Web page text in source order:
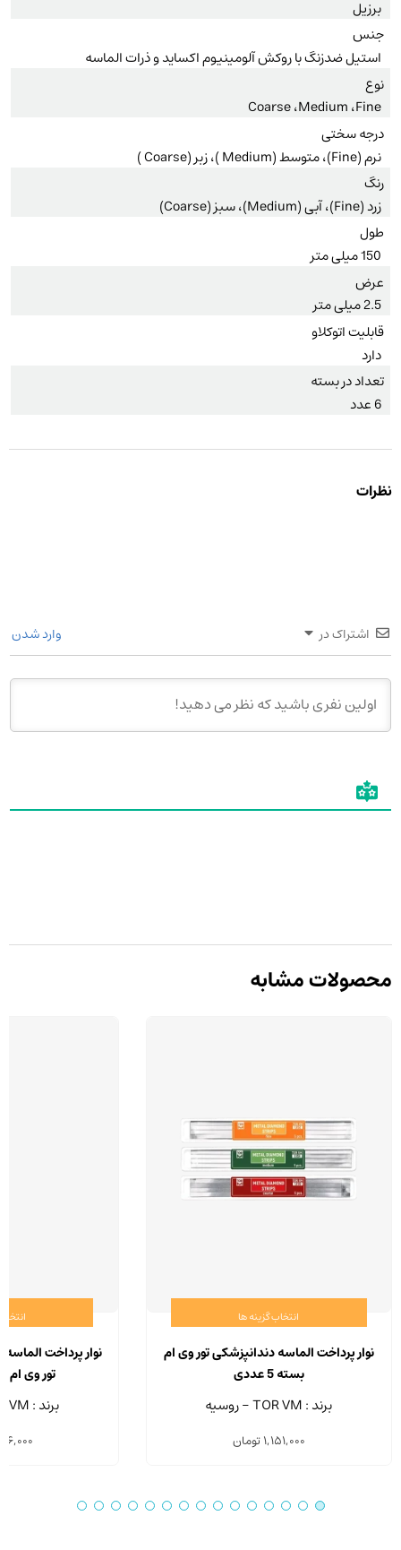
برزیل
جنس
استیل ضدزنگ با روکش آلومینیوم اکساید و ذرات الماسه
نوع
Coarse ،Medium ،Fine
درجه سختی
نرم (Fine)، متوسط (Medium )، زبر (Coarse )
رنگ
زرد (Fine)، آبی (Medium)، سبز (Coarse)
طول
150 میلی متر
عرض
2.5 میلی متر
قابلیت اتوکلاو
دارد
تعداد در بسته
6 عدد
نظرات
اشتراک در وارد شدن
محصولات مشابه
انتخاب گزینه ها
این
محصول
ها
نوار پرداخت الماسه دندانپزشکی تور وی ام
بسته 5 عددی
برند : TOR VM - روسیه
1,151,000تومان
نوار پرداخت
تور وی ام
برند : TOR VM - روسیه